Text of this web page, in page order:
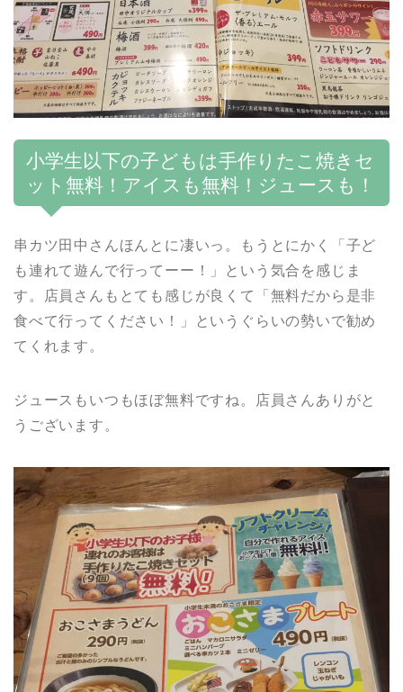
小学生以下の子どもは手作りたこ焼きセ
ット無料！アイスも無料！ジュースも！
串カツ田中さんほんとに凄いっ。もうとにかく「子ど
も連れて遊んで行ってーー！」という気合を感じま
す。店員さんもとても感じが良くて「無料だから是非
食べて行ってください！」というぐらいの勢いで勧め
てくれます。
ジュースもいつもほぼ無料ですね。店員さんありがと
うございます。